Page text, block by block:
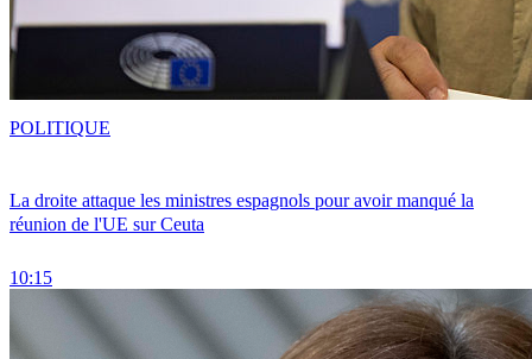
La droite attaque les ministres espagnols pour avoir manqué la
réunion de l'UE sur Ceuta
10:15
POLITIQUE